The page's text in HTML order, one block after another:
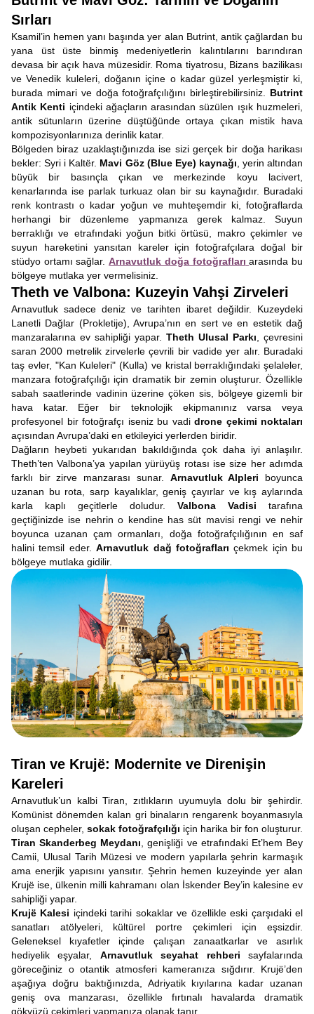
Sırları
Ksamil’in hemen yanı başında yer alan Butrint, antik çağlardan bu
yana üst üste binmiş medeniyetlerin kalıntılarını barındıran
devasa bir açık hava müzesidir. Roma tiyatrosu, Bizans bazilikası
ve Venedik kuleleri, doğanın içine o kadar güzel yerleşmiştir ki,
burada mimari ve doğa fotoğrafçılığını birleştirebilirsiniz. Butrint
Antik Kenti içindeki ağaçların arasından süzülen ışık huzmeleri,
antik sütunların üzerine düştüğünde ortaya çıkan mistik hava
kompozisyonlarınıza derinlik katar.
Bölgeden biraz uzaklaştığınızda ise sizi gerçek bir doğa harikası
bekler: Syri i Kaltër. Mavi Göz (Blue Eye) kaynağı , yerin altından
büyük bir basınçla çıkan ve merkezinde koyu lacivert,
kenarlarında ise parlak turkuaz olan bir su kaynağıdır. Buradaki
renk kontrastı o kadar yoğun ve muhteşemdir ki, fotoğraflarda
herhangi bir düzenleme yapmanıza gerek kalmaz. Suyun
berraklığı ve etrafındaki yoğun bitki örtüsü, makro çekimler ve
suyun hareketini yansıtan kareler için fotoğrafçılara doğal bir
stüdyo ortamı sağlar.Arnavutluk doğa fotoğrafları arasında bu
bölgeye mutlaka yer vermelisiniz.
Theth ve Valbona: Kuzeyin Vahşi Zirveleri
Arnavutluk sadece deniz ve tarihten ibaret değildir. Kuzeydeki
Lanetli Dağlar (Prokletije), Avrupa’nın en sert ve en estetik dağ
manzaralarına ev sahipliği yapar. Theth Ulusal Parkı , çevresini
saran 2000 metrelik zirvelerle çevrili bir vadide yer alır. Buradaki
taş evler, "Kan Kuleleri" (Kulla) ve kristal berraklığındaki şelaleler,
manzara fotoğrafçılığı için dramatik bir zemin oluşturur. Özellikle
sabah saatlerinde vadinin üzerine çöken sis, bölgeye gizemli bir
hava katar. Eğer bir teknolojik ekipmanınız varsa veya
profesyonel bir fotoğrafçı iseniz bu vadi drone çekimi noktaları
açısından Avrupa’daki en etkileyici yerlerden biridir.
Dağların heybeti yukarıdan bakıldığında çok daha iyi anlaşılır.
Theth’ten Valbona’ya yapılan yürüyüş rotası ise size her adımda
farklı bir zirve manzarası sunar. Arnavutluk Alpleri boyunca
uzanan bu rota, sarp kayalıklar, geniş çayırlar ve kış aylarında
karla kaplı geçitlerle doludur. Valbona Vadisi tarafına
geçtiğinizde ise nehrin o kendine has süt mavisi rengi ve nehir
boyunca uzanan çam ormanları, doğa fotoğrafçılığının en saf
halini temsil eder.Arnavutluk dağ fotoğrafları çekmek için bu
bölgeye mutlaka gidilir.
Tiran ve Krujë: Modernite ve Direnişin
Kareleri
Arnavutluk’un kalbi Tiran, zıtlıkların uyumuyla dolu bir şehirdir.
Komünist dönemden kalan gri binaların rengarenk boyanmasıyla
oluşan cepheler, sokak fotoğrafçılığı için harika bir fon oluşturur.
Tiran Skanderbeg Meydanı , genişliği ve etrafındaki Et’hem Bey
Camii, Ulusal Tarih Müzesi ve modern yapılarla şehrin karmaşık
ama enerjik yapısını yansıtır. Şehrin hemen kuzeyinde yer alan
Krujë ise, ülkenin milli kahramanı olan İskender Bey’in kalesine ev
sahipliği yapar.
Krujë Kalesi içindeki tarihi sokaklar ve özellikle eski çarşıdaki el
sanatları atölyeleri, kültürel portre çekimleri için eşsizdir.
Geleneksel kıyafetler içinde çalışan zanaatkarlar ve asırlık
hediyelik eşyalar, Arnavutluk seyahat rehberi sayfalarında
göreceğiniz o otantik atmosferi kameranıza sığdırır. Krujë’den
aşağıya doğru baktığınızda, Adriyatik kıyılarına kadar uzanan
geniş ova manzarası, özellikle fırtınalı havalarda dramatik
gökyüzü çekimleri yapmanıza olanak tanır.